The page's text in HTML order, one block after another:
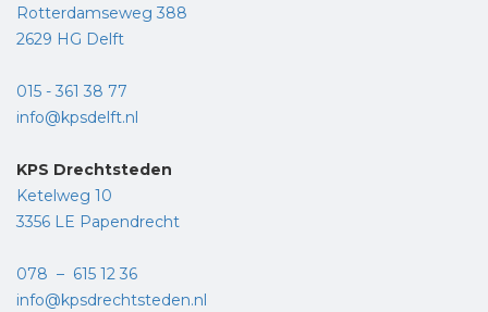
Rotterdamseweg 388
2629 HG Delft
015 - 361 38 77
info@kpsdelft.nl
KPS Drechtsteden
Ketelweg 10
3356 LE Papendrecht
078 – 615 12 36
info@kpsdrechtsteden.nl